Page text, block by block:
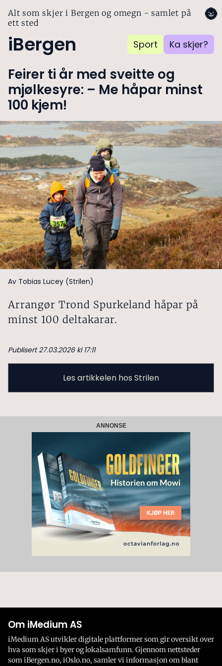
Alt som skjer i Bergen og omegn - samlet på
ett sted
iBergen Sport Ka skjer?
🌚
Feirer ti år med sveitte og
mjølkesyre: – Me håpar minst
100 kjem!
Av Tobias Lucey (Strilen)
Arrangør Trond Spurkeland håpar på
minst 100 deltakarar.
Publisert 27.03.2026 kl 17:11
Les artikkelen hos Strilen
ANNONSE
Om iMedium AS
iMedium AS utvikler digitale plattformer som gir oversikt over
hva som skjer i byer og lokalsamfunn. Gjennom nettsteder
som iBergen.no, iOslo.no, samler vi informasjon om blant